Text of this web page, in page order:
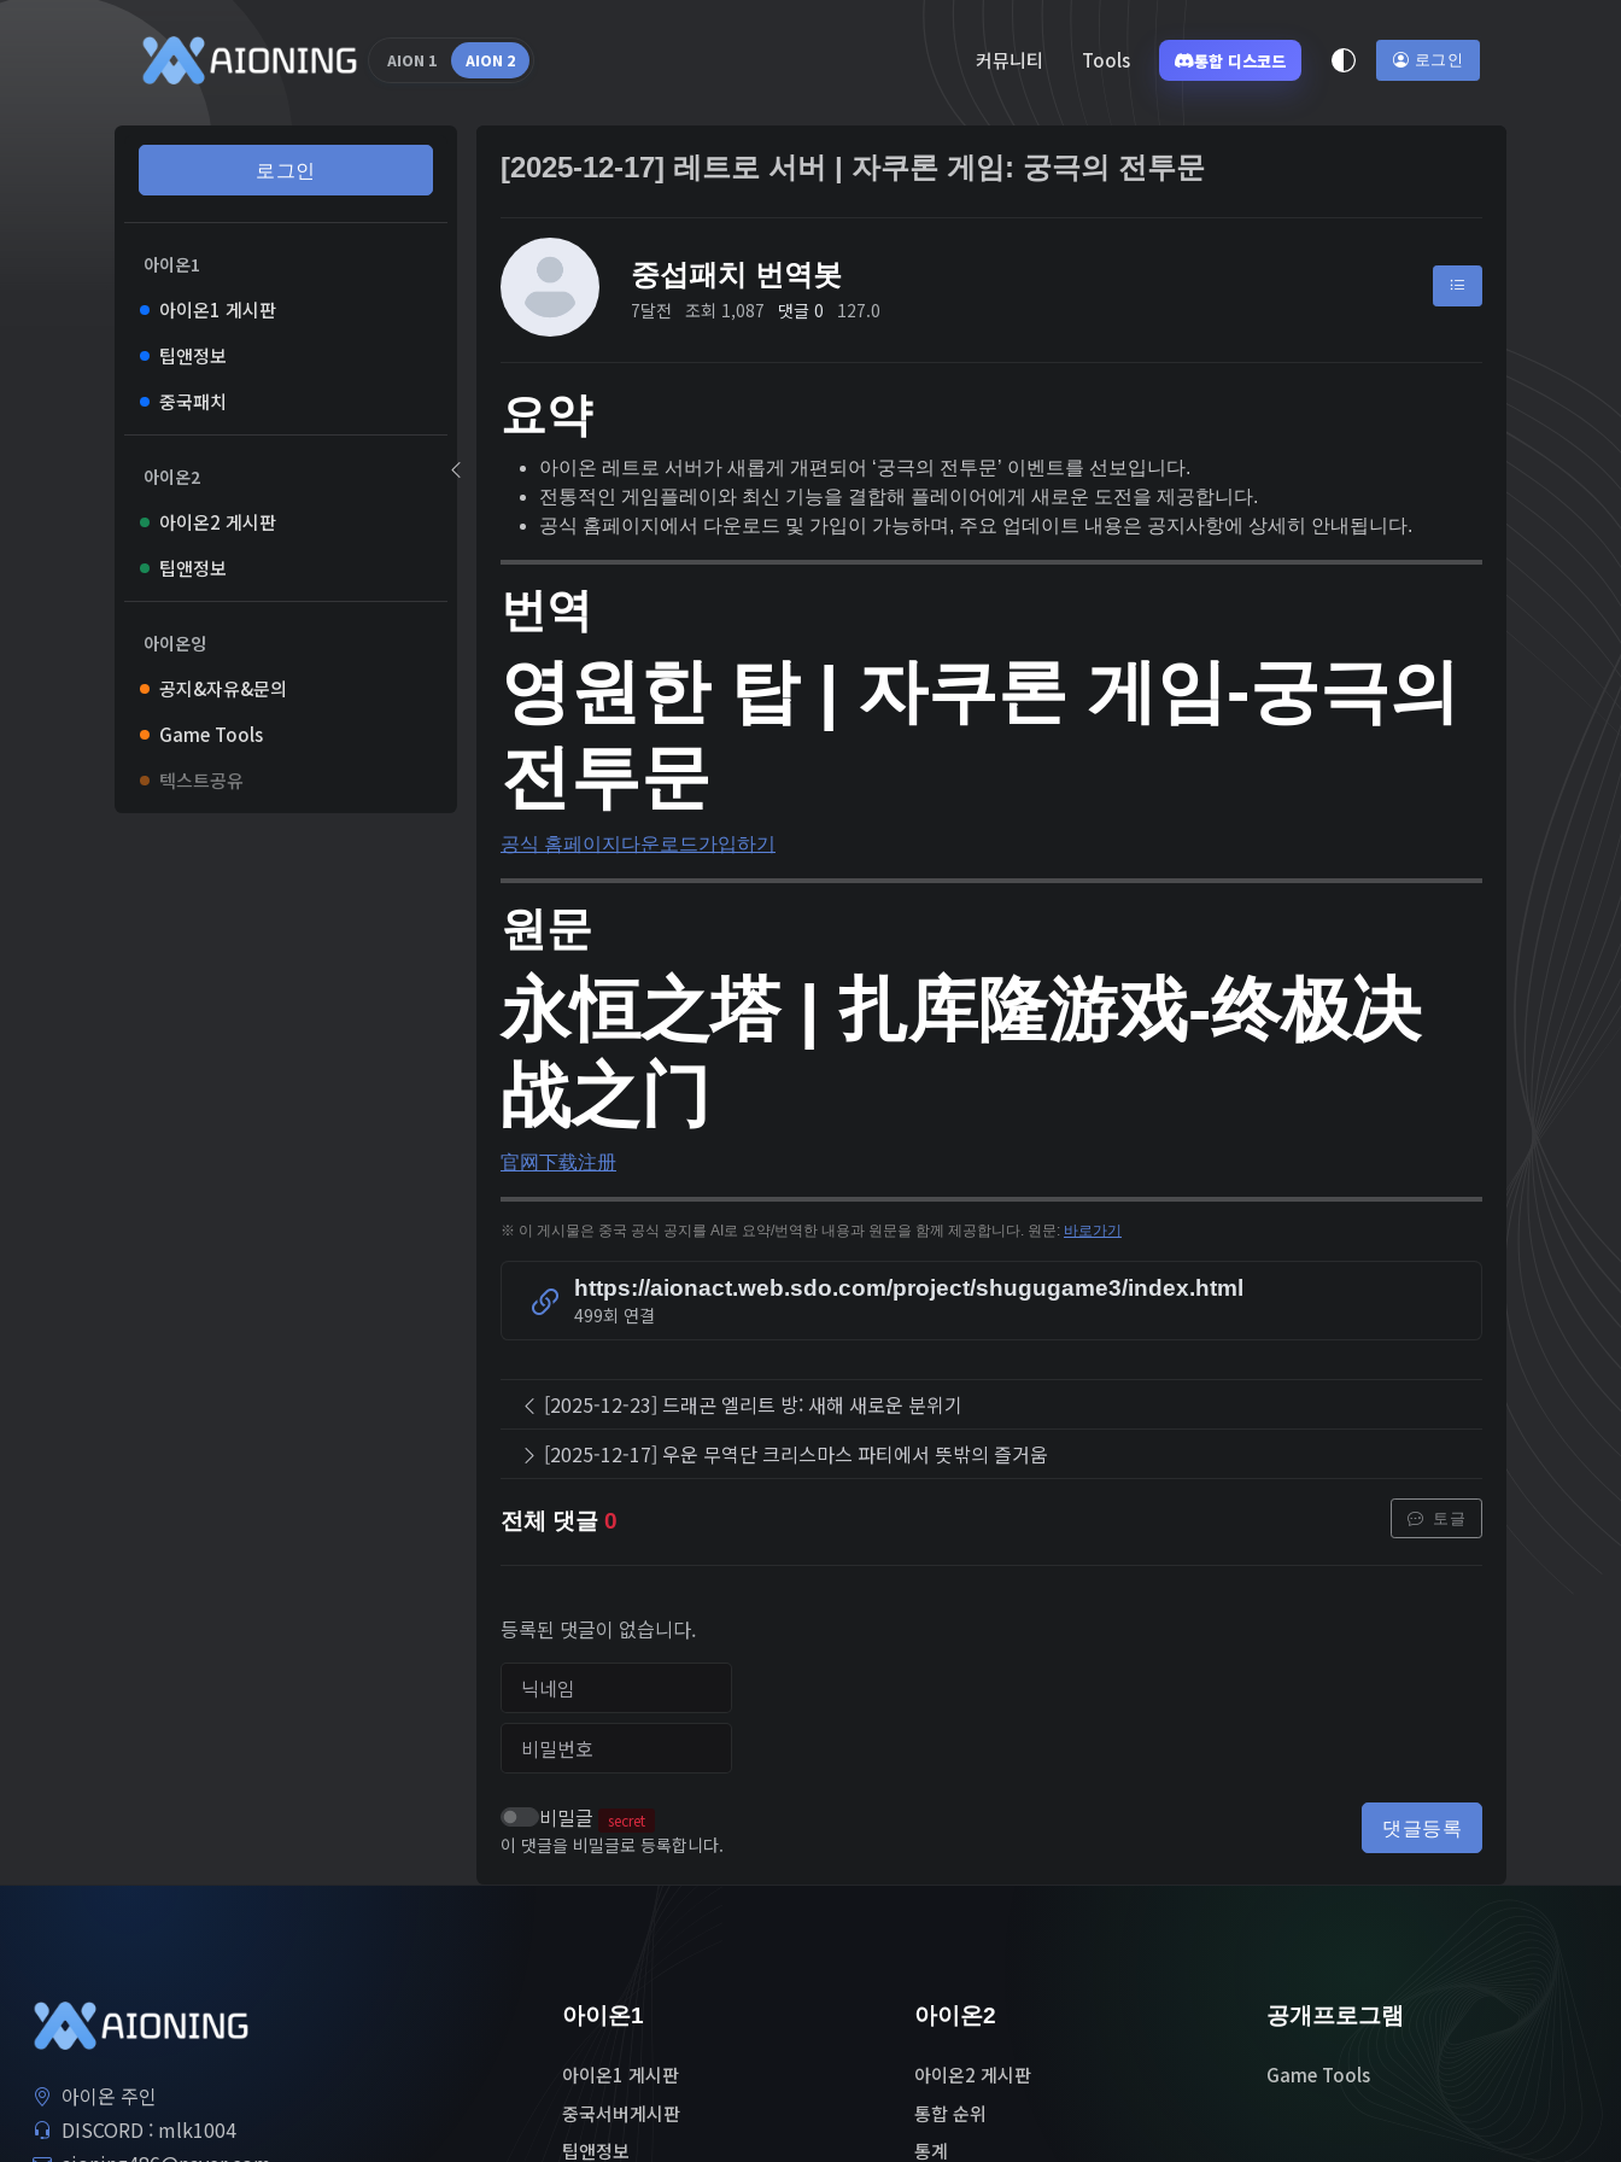
AION 1 AION 2 커뮤니티 Tools 통합 디스코드 로그인
로그인
아이온1
아이온1 게시판
팁앤정보
중국패치
아이온2
아이온2 게시판
팁앤정보
아이온잉
공지&자유&문의
Game Tools
텍스트공유
[2025-12-17] 레트로 서버 | 자쿠론 게임: 궁극의 전투문
중섭패치 번역봇
7달전 조회 1,087 댓글 0 127.0
요약
아이온 레트로 서버가 새롭게 개편되어 ‘궁극의 전투문’ 이벤트를 선보입니다.
전통적인 게임플레이와 최신 기능을 결합해 플레이어에게 새로운 도전을 제공합니다.
공식 홈페이지에서 다운로드 및 가입이 가능하며, 주요 업데이트 내용은 공지사항에 상세히 안내됩니다.
번역
영원한 탑 | 자쿠론 게임-궁극의
전투문
공식 홈페이지 다운로드가입하기
원문
永恒之塔 | 扎库隆游戏-终极决
战之门
官网下载注册
※ 이 게시물은 중국 공식 공지를 AI로 요약/번역한 내용과 원문을 함께 제공합니다. 원문: 바로가기
https://aionact.web.sdo.com/project/shugugame3/index.html
499회 연결
[2025-12-23] 드래곤 엘리트 방: 새해 새로운 분위기
[2025-12-17] 우운 무역단 크리스마스 파티에서 뜻밖의 즐거움
전체 댓글 0 토글
등록된 댓글이 없습니다.
닉네임
비밀번호
비밀글 secret
이 댓글을 비밀글로 등록합니다.
댓글등록
아이온 주인
DISCORD : mlk1004
아이온1
아이온1 게시판
중국서버게시판
팁앤정보
아이온2
아이온2 게시판
통합 순위
통계
공개프로그램
Game Tools